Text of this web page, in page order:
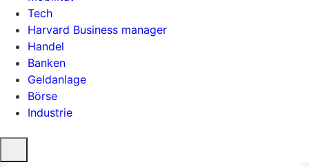
Tech
Harvard Business manager
Handel
Banken
Geldanlage
Börse
Industrie
öffnen